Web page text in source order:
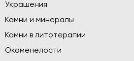
Украшения
Камни и минералы
Камни в литотерапии
Окаменелости